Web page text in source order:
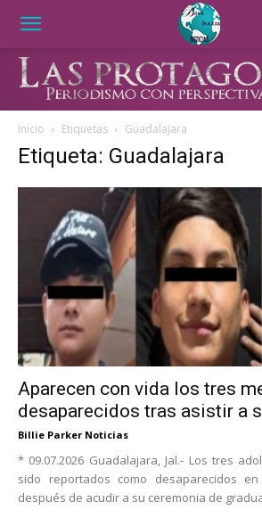
Inicio Etiquetas Guadalajara
Etiqueta: Guadalajara
Aparecen con vida los tres
desaparecidos tras asistir a
Billie Parker Noticias
* 09.07.2026 Guadalajara, Jal.- Los tres
sido reportados como desaparecidos en
después de acudir a su ceremonia de